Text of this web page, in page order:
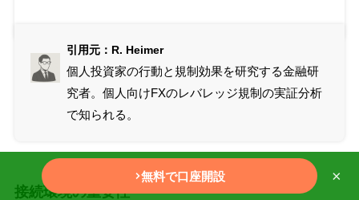
引用元：R. Heimer
個人投資家の行動と規制効果を研究する金融研
究者。個人向けFXのレバレッジ規制の実証分析
で知られる。
接続環境の重要性
無料で口座開設 ×